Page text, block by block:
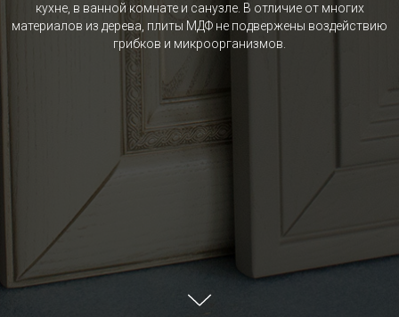
кухне, в ванной комнате и санузле. В отличие от многих
материалов из дерева, плиты МДФ не подвержены воздействию
грибков и микроорганизмов.